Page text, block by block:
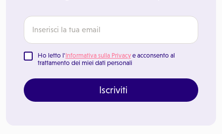
Ho letto l'Informativa sulla Privacy e acconsento al
trattamento dei miei dati personali
Iscriviti